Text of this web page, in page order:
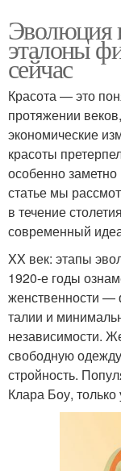
Эволюция
эталоны
сейчас
Красота — это
протяжении
экономические
красоты
особенно
статье мы
в течение
современный
XX век: этапы
1920-е годы
женственности —
талии и
независимости.
свободную
стройность.
Клара Боу, только